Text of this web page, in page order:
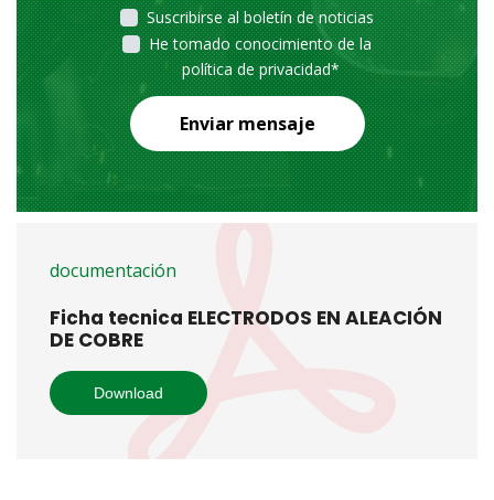
Suscribirse al boletín de noticias
He tomado conocimiento de la
política de privacidad*
Enviar mensaje
documentación
Ficha tecnica ELECTRODOS EN ALEACIÓN
DE COBRE
Download